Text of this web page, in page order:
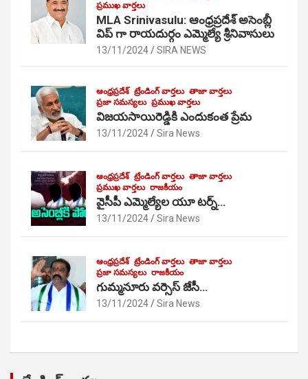
ప్రముఖ వార్తలు
MLA Srinivasulu: ఆంధ్రప్రదేశ్ అసెంబ్లీ
విప్ గా రాయదుర్గం ఎమ్మెల్యే శ్రీనివాసులు
13/11/2024 SIRA NEWS
ఆంధ్రప్రదేశ్ ట్రేండింగ్ వార్తలు తాజా వార్తలు
ప్రజా సమస్యలు ప్రముఖ వార్తలు
విజయసాయిరెడ్డికి ఎందుకంత ప్రేమ
13/11/2024 Sira News
ఆంధ్రప్రదేశ్ ట్రేండింగ్ వార్తలు తాజా వార్తలు
ప్రముఖ వార్తలు రాజకీయం
వైసీపీ ఎమ్మెల్యేల యూ టర్న్…
13/11/2024 Sira News
ఆంధ్రప్రదేశ్ ట్రేండింగ్ వార్తలు తాజా వార్తలు
ప్రజా సమస్యలు రాజకీయం
గుమ్మనూరు వర్సెస్ జేసీ…
13/11/2024 Sira News